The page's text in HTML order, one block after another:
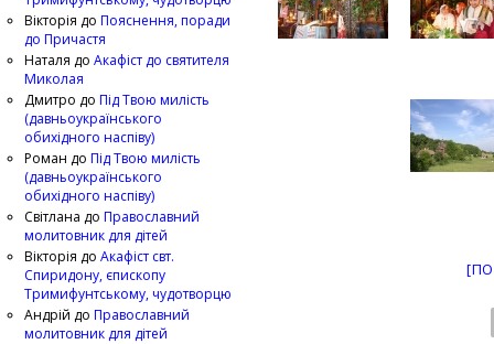
Вікторія до Пояснення, поради
до Причастя
Наталя до Акафіст до святителя
Миколая
Дмитро до Під Твою милість
(давньоукраїнського
обихідного наспіву)
Роман до Під Твою милість
(давньоукраїнського
обихідного наспіву)
Світлана до Православний
молитовник для дітей
Вікторія до Акафіст свт.
Спиридону, єпископу
Тримифунтському, чудотворцю
Андрій до Православний
молитовник для дітей